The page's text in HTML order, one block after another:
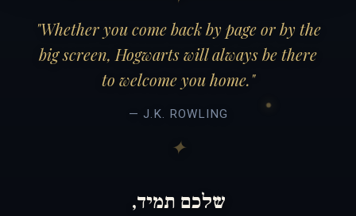
"Whether you come back by page or by the
big screen, Hogwarts will always be there
to welcome you home."
— J.K. ROWLING
שלכם תמיד,